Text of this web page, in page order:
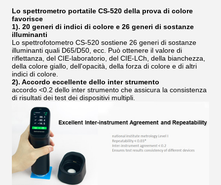
Lo spettrometro portatile CS-520 della prova di colore
favorisce
1). 20 generi di indici di colore e 26 generi di sostanze
illuminanti
Lo spettrofotometro CS-520 sostiene 26 generi di sostanze
illuminanti quali D65/D50, ecc. Può ottenere il valore di
riflettanza, del CIE-laboratorio, del CIE-LCh, della bianchezza,
della colore giallo, dell'opacità, della forza di colore e di altri
indici di colore.
2). Accordo eccellente dello inter strumento
accordo <0.2 dello inter strumento che assicura la consistenza
di risultati dei test dei dispositivi multipli.